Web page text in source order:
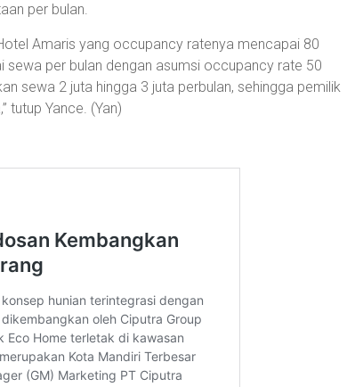
per bulan.
Amaris yang occupancy ratenya mencapai 80
sewa per bulan dengan asumsi occupancy rate 50
sewa 2 juta hingga 3 juta perbulan, sehingga pemilik
tutup Yance. (Yan)